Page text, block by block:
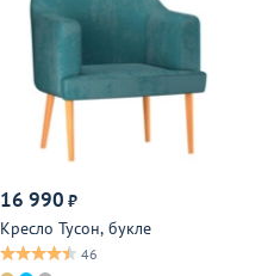
16 990 ₽
Кресло Тусон, букле
46